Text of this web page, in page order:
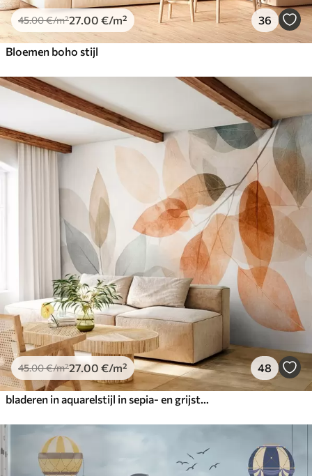
45.00€/m²27 .00 €/m² 36
Bloemen boho stijl
45.00€/m²27.00 €/m² 48